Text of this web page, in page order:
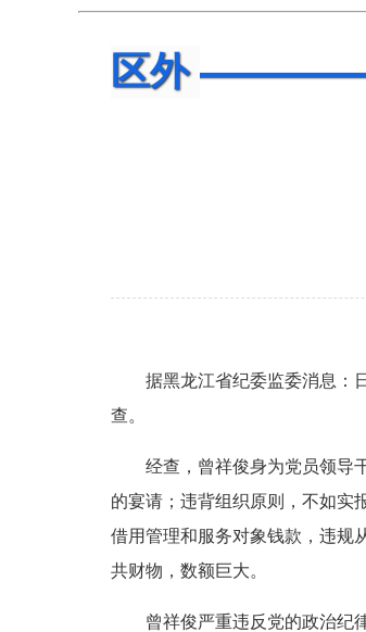
区外
据黑龙江省纪委监委消息：日
查。
经查，曾祥俊身为党员领导干
的宴请；违背组织原则，不如实
借用管理和服务对象钱款，违规
共财物，数额巨大。
曾祥俊严重违反党的政治纪律